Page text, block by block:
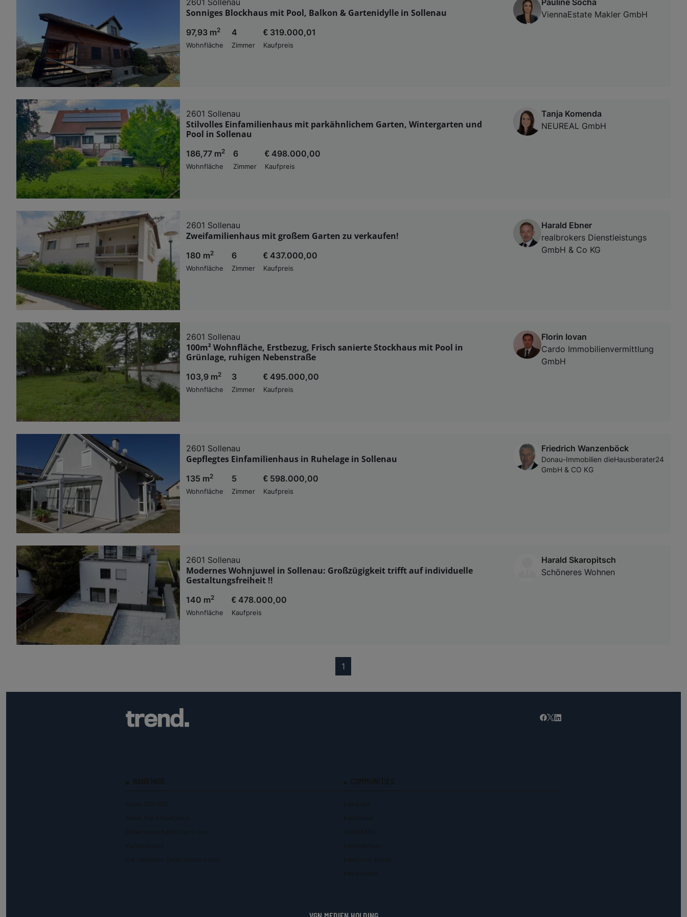
Sonniges Blockhaus mit Pool, Balkon & Gartenidylle in Sollenau
97,93 m2
Wohnfläche
4
Zimmer
€ 319.000,01
Kaufpreis
ViennaEstate Makler GmbH
2601 Sollenau
Stilvolles Einfamilienhaus mit parkähnlichem Garten, Wintergarten und
Pool in Sollenau
186,77 m2
Wohnfläche
6
Zimmer
€ 498.000,00
Kaufpreis
Tanja Komenda
NEUREAL GmbH
2601 Sollenau
Zweifamilienhaus mit großem Garten zu verkaufen!
180 m2
Wohnfläche
6
Zimmer
€ 437.000,00
Kaufpreis
Harald Ebner
realbrokers Dienstleistungs
GmbH & Co KG
2601 Sollenau
100m² Wohnfläche, Erstbezug, Frisch sanierte Stockhaus mit Pool in
Grünlage, ruhigen Nebenstraße
103,9 m2
Wohnfläche
3
Zimmer
€ 495.000,00
Kaufpreis
Florin Iovan
Cardo Immobilienvermittlung
GmbH
2601 Sollenau
Gepflegtes Einfamilienhaus in Ruhelage in Sollenau
135 m2
Wohnfläche
5
Zimmer
€ 598.000,00
Kaufpreis
Friedrich Wanzenböck
Donau-Immobilien dieHausberater24
GmbH & CO KG
2601 Sollenau
Modernes Wohnjuwel in Sollenau: Großzügigkeit trifft auf individuelle
Gestaltungsfreiheit !!
140 m2
Wohnfläche
€ 478.000,00
Kaufpreis
Harald Skaropitsch
Schöneres Wohnen
1